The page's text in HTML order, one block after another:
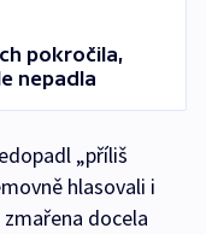
pokročila,
nepadla
„příliš
hlasovali i
zmařena docela